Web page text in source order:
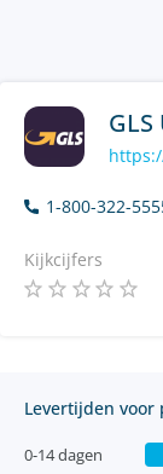
GLS
1-800-322-
Kijkcijfers
Levertijden voor
0-14 dagen